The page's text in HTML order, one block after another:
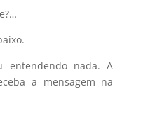
entendendo nada. A
a mensagem na